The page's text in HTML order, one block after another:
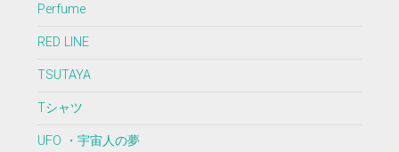
Perfume
RED LINE
TSUTAYA
Tシャツ
UFO ・宇宙人の夢